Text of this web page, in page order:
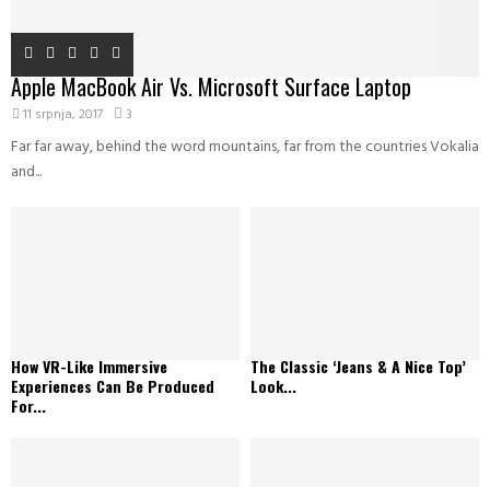
Apple MacBook Air Vs. Microsoft Surface Laptop
11 srpnja, 2017 3
Far far away, behind the word mountains, far from the countries Vokalia
and...
How VR-Like Immersive
Experiences Can Be Produced
For...
The Classic ‘Jeans & A Nice Top’
Look...